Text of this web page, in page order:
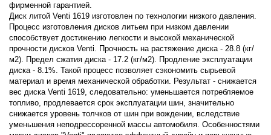
фирменной гарантией.
Диск литой Venti 1619 изготовлен по технологии низкого давления.
Процесс изготовления дисков литьем при низком давлении
способствует достижению легкости и высокой механической
прочности дисков Venti. Прочность на растяжение диска - 28.8 (кг/
м2). Предел сжатия диска - 17.2 (кг/м2). Продление эксплуатации
диска - 8.1%. Такой процесс позволяет сэкономить сырьевой
материал и время механической обработки. Результат - снижается
вес диска Venti 1619, следовательно: уменьшается потребляемое
топливо, продлевается срок эксплуатации шин, значительно
снижается уровень толчков от шин при вождении, вследствие
уменьшения неподрессоренной массы автомобиля. Особенностями